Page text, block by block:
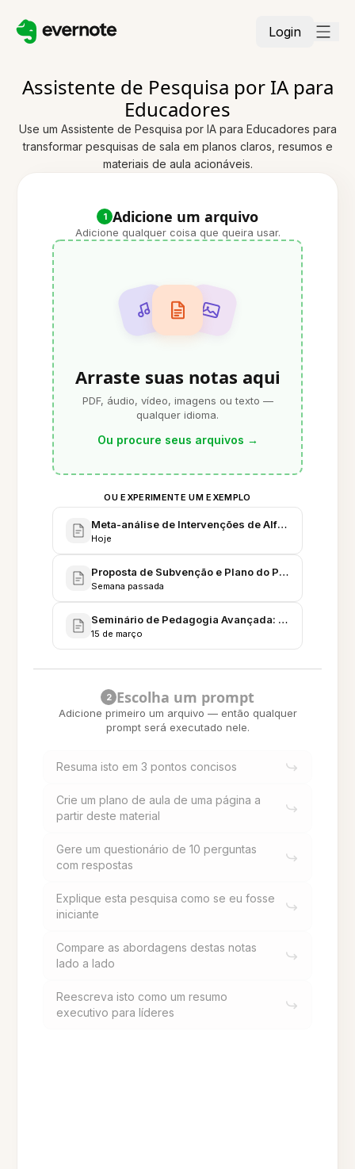
Login
Assistente de Pesquisa por IA para
Educadores
Use um Assistente de Pesquisa por IA para Educadores para
transformar pesquisas de sala em planos claros, resumos e
materiais de aula acionáveis.
1 Adicione um arquivo
Adicione qualquer coisa que queira usar.
Arraste suas notas aqui
PDF, áudio, vídeo, imagens ou texto —
qualquer idioma.
Ou procure seus arquivos →
OU EXPERIMENTE UM EXEMPLO
Meta-análise de Intervenções de Alfabetização e
Hoje
Proposta de Subvenção e Plano do Projeto Piloto:
Semana passada
Seminário de Pedagogia Avançada: Notas de
15 de março
2 Escolha um prompt
Adicione primeiro um arquivo — então qualquer
prompt será executado nele.
Resuma isto em 3 pontos concisos
Crie um plano de aula de uma página a
partir deste material
Gere um questionário de 10 perguntas
com respostas
Explique esta pesquisa como se eu fosse
iniciante
Compare as abordagens destas notas
lado a lado
Reescreva isto como um resumo
executivo para líderes